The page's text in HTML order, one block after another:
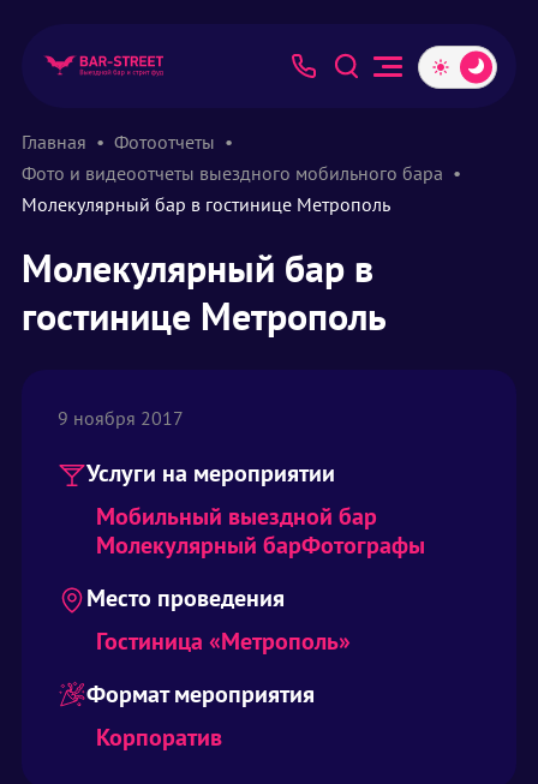
Главная
Фотоотчеты
Фото и видеоотчеты выездного мобильного бара
Молекулярный бар в гостинице Метрополь
Молекулярный бар в
гостинице Метрополь
9 ноября 2017
Услуги на мероприятии
Мобильный выездной бар
Молекулярный барФотографы
Место проведения
Гостиница «Метрополь»
Формат мероприятия
Корпоратив